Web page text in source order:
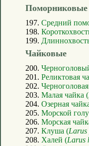
Поморниковые
197. Средний
198.
199.
Чайковые
200.
201. Реликтовая
202.
203. Малая чайка (
204. Озерная
205. Морской
206. Морская
207. Клуша (Larus
208. Халей (Larus